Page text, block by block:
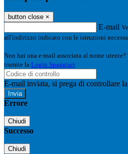
button close ×
E-mail
all'indirizzo indicato con le istruzioni
Non hai una e-mail associata al nome
tramite la Login Spaggiari
E-mail inviata, si prega di controllare
Errore
Chiudi
Successo
Chiudi